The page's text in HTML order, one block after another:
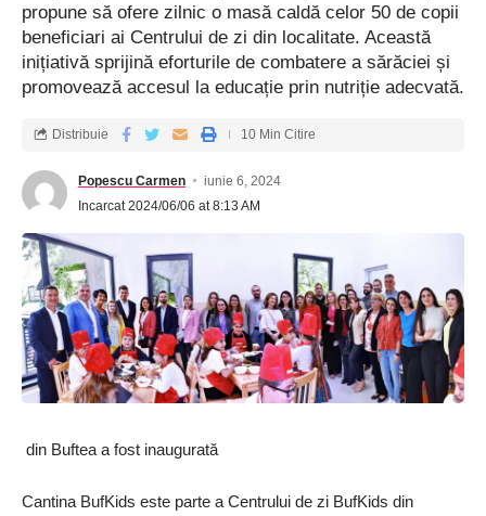
propune să ofere zilnic o masă caldă celor 50 de copii
beneficiari ai Centrului de zi din localitate. Această
inițiativă sprijină eforturile de combatere a sărăciei și
promovează accesul la educație prin nutriție adecvată.
Popescu Carmen
iunie 6, 2024
Incarcat 2024/06/06 at 8:13 AM
Distribuie 10 Min Citire
din Buftea a fost inaugurată
Cantina BufKids este parte a Centrului de zi BufKids din